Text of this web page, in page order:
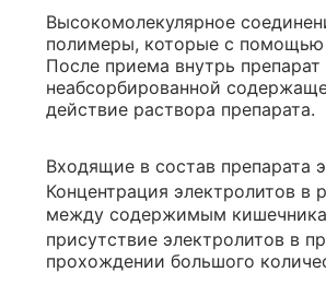
Высокомолекулярное
полимеры, которые с помощью
После приема внутрь
неабсорбированной
действие раствора препарата.
Входящие в состав препарата
Концентрация электролитов в
между содержимым кишечника
присутствие электролитов в
прохождении большого